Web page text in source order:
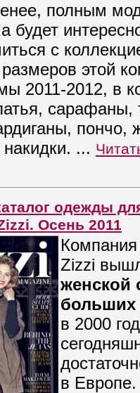
полным
будет
с
этой
2011-2012, в
сарафаны,
пончо,
...
одежды
Осень 2011
Zizzi
женской
больших
в 2000
в Европе.